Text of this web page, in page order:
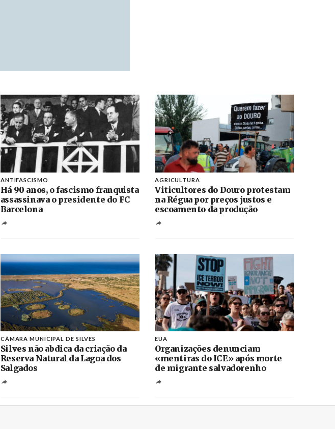
ANTIFASCISMO
Há 90 anos, o fascismo franquista
assassinava o presidente do FC
Barcelona
AGRICULTURA
Viticultores do Douro protestam
na Régua por preços justos e
escoamento da produção
CÂMARA MUNICIPAL DE SILVES
Silves não abdica da criação da
Reserva Natural da Lagoa dos
Salgados
EUA
Organizações denunciam
«mentiras do ICE» após morte
de migrante salvadorenho